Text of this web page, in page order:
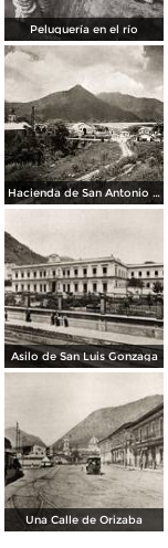
Peluquería en el río
Hacienda de San Antonio Jalapilla
Asilo de San Luis Gonzaga
Una Calle de Orizaba